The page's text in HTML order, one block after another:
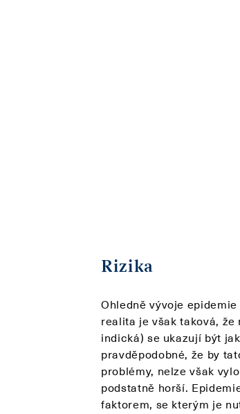
Rizika
Ohledně vývoje
realita je však taková,
indická) se ukazují být
pravděpodobné, že by
problémy, nelze však
podstatně horší.
faktorem, se kterým je